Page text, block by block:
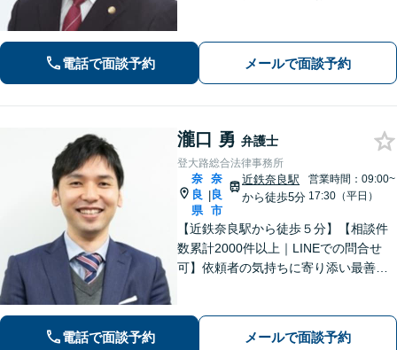
ます。【土日・夜間相談に対応】
電話で面談予約 メールで面談予約
瀧口 勇 弁護士
登大路総合法律事務所
奈
良
県
|
奈
良
市
近鉄奈良駅
から徒歩5分
営業時間：09:00~
17:30（平日）
【近鉄奈良駅から徒歩５分】【相談件
数累計2000件以上｜LINEでの問合せ
可】依頼者の気持ちに寄り添い最善の
ン法律相談可能】
電話で面談予約 メールで面談予約